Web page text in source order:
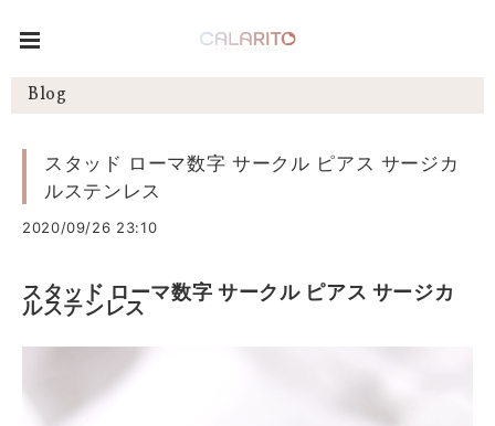
Blog
スタッド ローマ数字 サークル ピアス サージカ
ルステンレス
2020/09/26 23:10
スタッド ローマ数字 サークル ピアス サージカ
ルステンレス